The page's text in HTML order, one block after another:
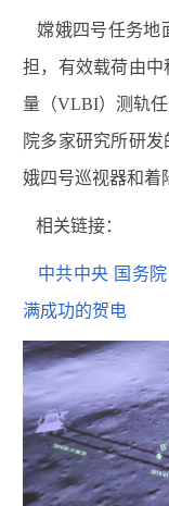
嫦娥四号任务地
担，有效载荷由中
量（VLBI）测轨
院多家研究所研
娥四号巡视器和着
相关链接：
中共中央 国务
满成功的贺电